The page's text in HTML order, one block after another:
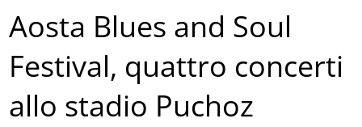
Aosta Blues and Soul
Festival, quattro concerti
allo stadio Puchoz